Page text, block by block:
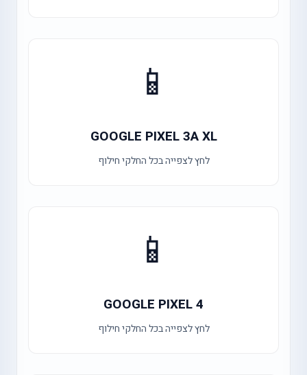
📱
GOOGLE PIXEL 3A XL
לחץ לצפייה בכל החלקי חילוף
📱
GOOGLE PIXEL 4
לחץ לצפייה בכל החלקי חילוף